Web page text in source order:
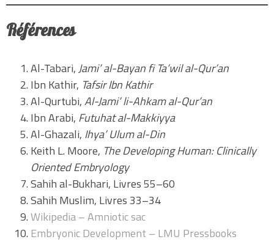
Références
Al-Tabari,Jami’ al-Bayan fi Ta’wil al-Qur’an
Ibn Kathir, Tafsir Ibn Kathir
Al-Qurtubi,Al-Jami’ li-Ahkam al-Qur’an
Ibn Arabi, Futuhat al-Makkiyya
Al-Ghazali, Ihya’ Ulum al-Din
Keith L. Moore, The Developing Human: Clinically
Oriented Embryology
Sahih al-Bukhari, Livres 55–60
Sahih Muslim, Livres 33–34
Wikipedia – Amniotic sac
Embryonic Development – LMU Pressbooks